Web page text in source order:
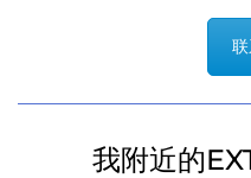
我附近的